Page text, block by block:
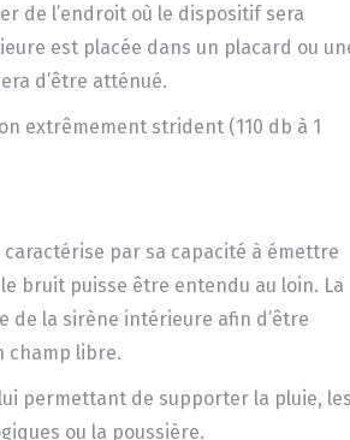
de l’endroit où le dispositif sera
est placée dans un placard ou
d’être atténué.
extrêmement strident (110 db à 1
caractérise par sa capacité à émettre
bruit puisse être entendu au loin. La
de la sirène intérieure afin d’être
champ libre.
permettant de supporter la pluie, les
ou la poussière.